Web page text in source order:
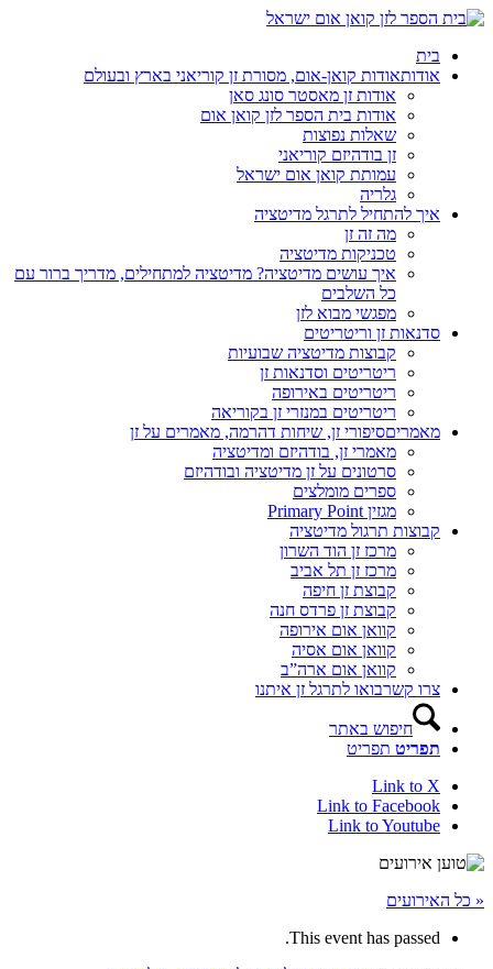
בית
אודותאודות קואן-אום, מסורת זן קוריאני בארץ ובעולם
אודות זן מאסטר סונג סאן
אודות בית הספר לזן קואן אום
שאלות נפוצות
זן בודהיזם קוריאני
עמותת קואן אום ישראל
גלריה
איך להתחיל לתרגל מדיטציה
מה זה זן
טכניקות מדיטציה
איך עושים מדיטציה? מדיטציה למתחילים, מדריך ברור עם
כל השלבים
מפגשי מבוא לזן
סדנאות זן וריטריטים
קבוצות מדיטציה שבועיות
ריטריטים וסדנאות זן
ריטריטים באירופה
ריטריטים במנזרי זן בקוריאה
מאמריםסיפורי זן, שיחות דהרמה, מאמרים על זן
מאמרי זן, בודהיזם ומדיטציה
סרטונים על זן מדיטציה ובודהיזם
ספרים מומלצים
מגזין Primary Point
קבוצות תרגול מדיטציה
מרכז זן הוד השרון
מרכז זן תל אביב
קבוצת זן חיפה
קבוצת זן פרדס חנה
קוואן אום אירופה
קוואן אום אסיה
קוואן אום ארה”ב
צרו קשרבואו לתרגל זן איתנו
חיפוש באתר
תפריט תפריט
Link to X
Link to Facebook
Link to Youtube
« כל האירועים
This event has passed.